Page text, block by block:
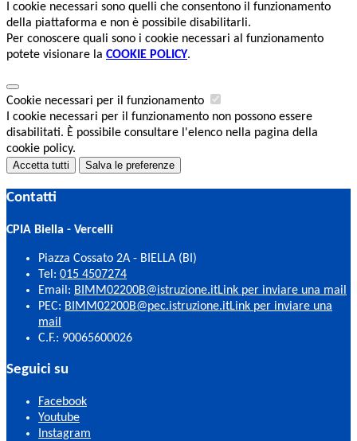
I cookie necessari sono quelli che consentono il funzionamento
della piattaforma e non è possibile disabilitarli.
Per conoscere quali sono i cookie necessari al funzionamento
potete visionare la COOKIE POLICY.
Cookie necessari per il funzionamento
I cookie necessari per il funzionamento non possono essere
disabilitati. È possibile consultare l'elenco nella pagina della
cookie policy.
Accetta tutti Salva le preferenze
Contatti
CPIA Biella - Vercelli
Piazza Cossato 2A - BIELLA (BI)
Tel: 015 4507274
Email: BIMM02200B@istruzione.itLink per inviare una mail
PEC: BIMM02200B@pec.istruzione.itLink per inviare una
mail
C.F.: 90065600026
Seguici su
Facebook
Youtube
Instagram